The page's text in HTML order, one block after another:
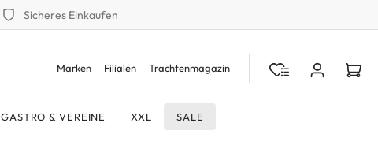
Sicheres Einkaufen
Marken Filialen Trachtenmagazin
GASTRO & VEREINE XXL SALE